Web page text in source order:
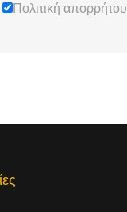
Πολιτική απορρήτου